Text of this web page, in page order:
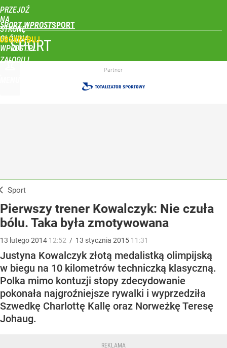
PRZEJDŹ
NA
STRONĘ
GŁÓWNĄ
WPROST.PL
SPORT WPROST
ZALOGUJ
SPORT
Partner
Sport
Pierwszy trener Kowalczyk: Nie czuła
bólu. Taka była zmotywowana
13 lutego2014 12:52 / 13 stycznia 2015 11:31
Justyna Kowalczyk złotą medalistką olimpijską
w biegu na 10 kilometrów techniczką klasyczną.
Polka mimo kontuzji stopy zdecydowanie
pokonała najgroźniejsze rywalki i wyprzedziła
Szwedkę Charlottę Kallę oraz Norweżkę Teresę
Johaug.